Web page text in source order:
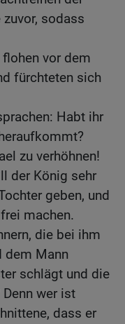
sodass
vor dem
fürchteten sich
Habt ihr
zu verhöhnen!
der König sehr
geben, und
machen.
die bei ihm
dem Mann
schlägt und die
wer ist
dass er